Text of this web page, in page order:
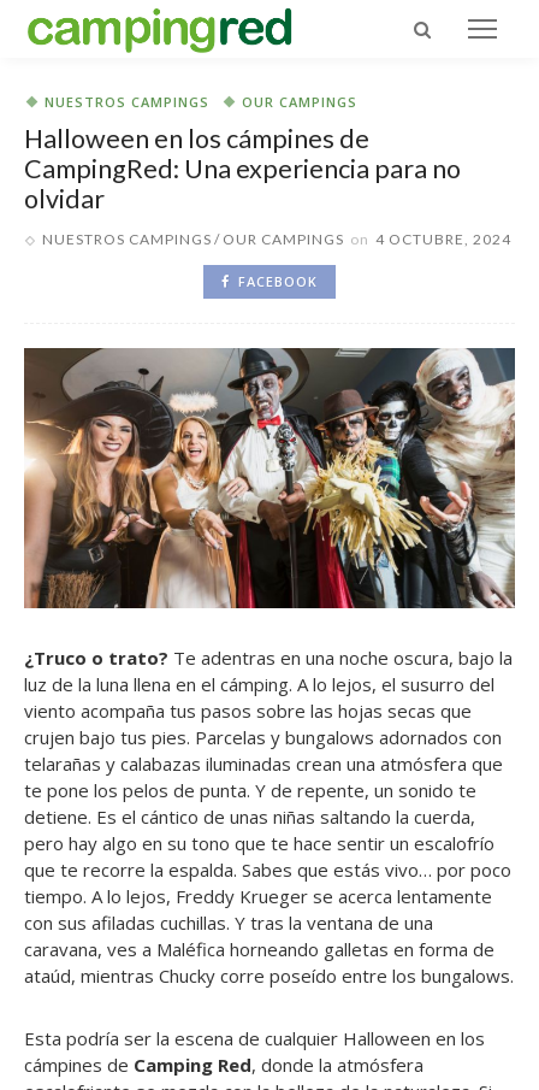
NUESTROS CAMPINGS OUR CAMPINGS
Halloween en los cámpines de
CampingRed: Una experiencia para no
olvidar
NUESTROS CAMPINGS OUR CAMPINGS on 4 OCTUBRE, 2024
FACEBOOK
¿Truco o trato? Te adentras en una noche oscura, bajo la
luz de la luna llena en el cámping. A lo lejos, el susurro del
viento acompaña tus pasos sobre las hojas secas que
crujen bajo tus pies. Parcelas y bungalows adornados con
telarañas y calabazas iluminadas crean una atmósfera que
te pone los pelos de punta. Y de repente, un sonido te
detiene. Es el cántico de unas niñas saltando la cuerda,
pero hay algo en su tono que te hace sentir un escalofrío
que te recorre la espalda. Sabes que estás vivo… por poco
tiempo. A lo lejos, Freddy Krueger se acerca lentamente
con sus afiladas cuchillas. Y tras la ventana de una
caravana, ves a Maléfica horneando galletas en forma de
ataúd, mientras Chucky corre poseído entre los bungalows.
Esta podría ser la escena de cualquier Halloween en los
cámpines de Camping Red, donde la atmósfera